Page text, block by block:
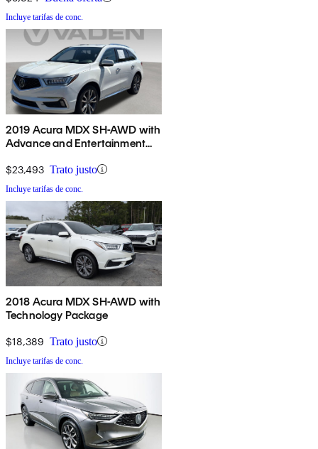
Incluye tarifas de conc.
2019 Acura MDX SH-AWD with
Advance and Entertainment
$23,493 Trato justo
Incluye tarifas de conc.
2018 Acura MDX SH-AWD with
Technology Package
$18,389 Trato justo
Incluye tarifas de conc.